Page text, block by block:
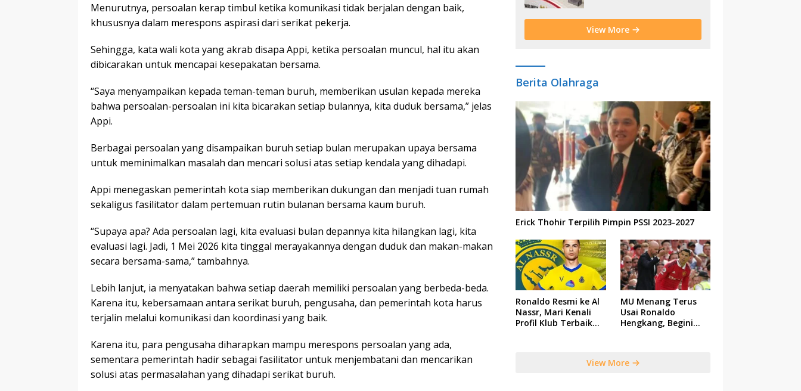
Menurutnya, persoalan kerap timbul ketika komunikasi tidak berjalan dengan baik,
khususnya dalam merespons aspirasi dari serikat pekerja.
Sehingga, kata wali kota yang akrab disapa Appi, ketika persoalan muncul, hal itu akan
dibicarakan untuk mencapai kesepakatan bersama.
“Saya menyampaikan kepada teman-teman buruh, memberikan usulan kepada mereka
bahwa persoalan-persoalan ini kita bicarakan setiap bulannya, kita duduk bersama,” jelas
Appi.
Berbagai persoalan yang disampaikan buruh setiap bulan merupakan upaya bersama
untuk meminimalkan masalah dan mencari solusi atas setiap kendala yang dihadapi.
Appi menegaskan pemerintah kota siap memberikan dukungan dan menjadi tuan rumah
sekaligus fasilitator dalam pertemuan rutin bulanan bersama kaum buruh.
“Supaya apa? Ada persoalan lagi, kita evaluasi bulan depannya kita hilangkan lagi, kita
evaluasi lagi. Jadi, 1 Mei 2026 kita tinggal merayakannya dengan duduk dan makan-makan
secara bersama-sama,” tambahnya.
Lebih lanjut, ia menyatakan bahwa setiap daerah memiliki persoalan yang berbeda-beda.
Karena itu, kebersamaan antara serikat buruh, pengusaha, dan pemerintah kota harus
terjalin melalui komunikasi dan koordinasi yang baik.
Karena itu, para pengusaha diharapkan mampu merespons persoalan yang ada,
sementara pemerintah hadir sebagai fasilitator untuk menjembatani dan mencarikan
solusi atas permasalahan yang dihadapi serikat buruh.
View More
Berita Olahraga
Erick Thohir Terpilih Pimpin PSSI 2023-2027
Ronaldo Resmi ke Al
Nassr, Mari Kenali
Profil Klub Terbaik
MU Menang Terus
Usai Ronaldo
Hengkang, Begini
View More